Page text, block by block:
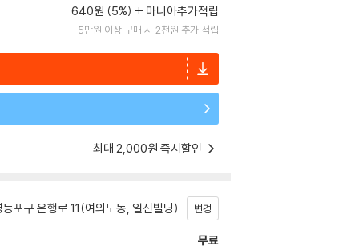
640원 (5%) 마니아추가적립
5만원 이상 구매 시 2천원 추가 적립
최대 2,000원 즉시할인
포구 은행로 11(여의도동, 일신빌딩) 변경
무료